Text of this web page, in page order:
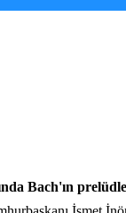
Bach'ın